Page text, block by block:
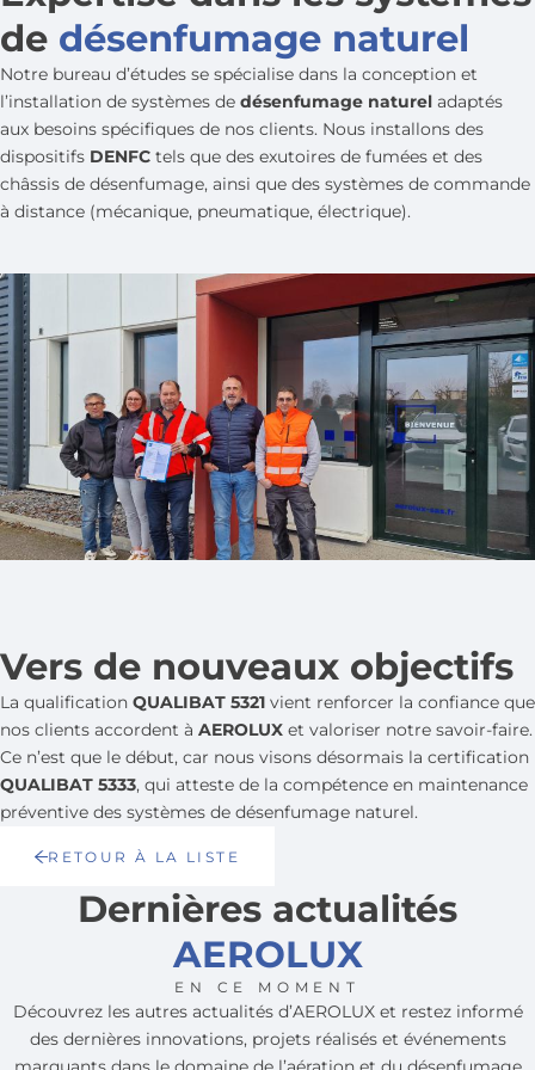
de désenfumage naturel
Notre bureau d’études se spécialise dans la conception et
l’installation de systèmes de désenfumage naturel adaptés
aux besoins spécifiques de nos clients. Nous installons des
dispositifs DENFC tels que des exutoires de fumées et des
châssis de désenfumage, ainsi que des systèmes de commande
à distance (mécanique, pneumatique, électrique).
Vers de nouveaux objectifs
La qualification QUALIBAT 5321 vient renforcer la confiance que
nos clients accordent à AEROLUX et valoriser notre savoir-faire.
Ce n’est que le début, car nous visons désormais la certification
QUALIBAT 5333, qui atteste de la compétence en maintenance
préventive des systèmes de désenfumage naturel.
RETOUR À LA LISTE
Dernières actualités
AEROLUX
EN CE MOMENT
Découvrez les autres actualités d’AEROLUX et restez informé
des dernières innovations, projets réalisés et événements